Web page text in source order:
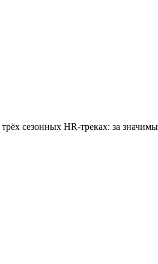
сезонных HR-треках: за